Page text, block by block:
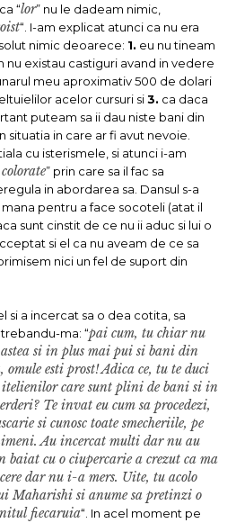
“lor” nu le dadeam nimic,
“. I-am explicat atunci ca nu era
nimic deoarece: 1. eu nu tineam
nu existau castiguri avand in vedere
meu aproximativ 500 de dolari
acelor cursuri si3. ca daca
puteam sa ii dau niste bani din
situatia in care ar fi avut nevoie.
cu isterismele, si atunci i-am
” prin care sa il fac sa
in abordarea sa. Dansul s-a
mana pentru a face socoteli (atat il
sunt cinstit de ce nu ii aduc si lui o
si el ca nu aveam de ce sa
nici un fel de suport din
si a incercat sa o dea cotita, sa
ma: “pai cum, tu chiar nu
si in plus mai pui si bani din
omule esti prost! Adica ce, tu te duci
care sunt plini de bani si in
Te invat eu cum sa procedezi,
si cunosc toate smecheriile, pe
Au incercat multi dar nu au
baiat cu o ciupercarie a crezut ca ma
dar nu i-a mers. Uite, tu acolo
Maharishi si anume sa pretinzi o
fiecaruia“. In acel moment pe